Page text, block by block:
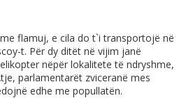
flamuj, e cila do t`i transportojë në
t. Për dy ditët në vijim janë
nëpër lokalitete të ndryshme,
parlamentarët zviceranë mes
edhe me popullatën.